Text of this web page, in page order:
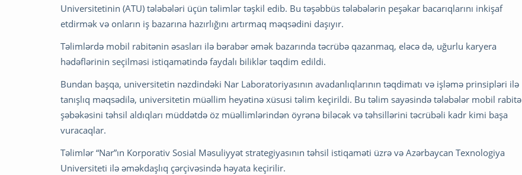
Universitetinin (ATU) tələbələri üçün təlimlər təşkil edib. Bu təşəbbüs tələbələrin peşəkar bacarıqlarını inkişaf
etdirmək və onların iş bazarına hazırlığını artırmaq məqsədini daşıyır.
Təlimlərdə mobil rabitənin əsasları ilə bərabər əmək bazarında təcrübə qazanmaq, eləcə də, uğurlu karyera
hədəflərinin seçilməsi istiqamətində faydalı biliklər təqdim edildi.
Bundan başqa, universitetin nəzdindəki Nar Laboratoriyasının avadanlıqlarının təqdimatı və işləmə prinsipləri ilə
tanışlıq məqsədilə, universitetin müəllim heyətinə xüsusi təlim keçirildi. Bu təlim sayəsində tələbələr mobil rabitə
şəbəkəsini təhsil aldıqları müddətdə öz müəllimlərindən öyrənə biləcək və təhsillərini təcrübəli kadr kimi başa
vuracaqlar.
Təlimlər “Nar”ın Korporativ Sosial Məsuliyyət strategiyasının təhsil istiqaməti üzrə və Azərbaycan Texnologiya
Universiteti ilə əməkdaşlıq çərçivəsində həyata keçirilir.